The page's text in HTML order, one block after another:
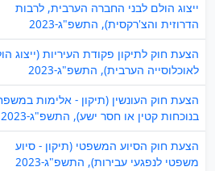
ייצוג הולם לבני החברה הערבית, לרבות
הדרוזית והצ'רקסית), התשפ"ג-2023
הצעת חוק לתיקון פקודת העיריות (ייצוג
לאוכלוסייה הערבית), התשפ"ג-2023
הצעת חוק העונשין (תיקון - אלימות
בנוכחות קטין או חסר ישע), התשפ"ג-2023
הצעת חוק הסיוע המשפטי (תיקון - סיוע
משפטי לנפגעי עבירות), התשפ"ג-2023